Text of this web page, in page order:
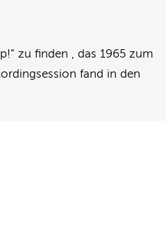
zu finden , das 1965 zum
fand in den